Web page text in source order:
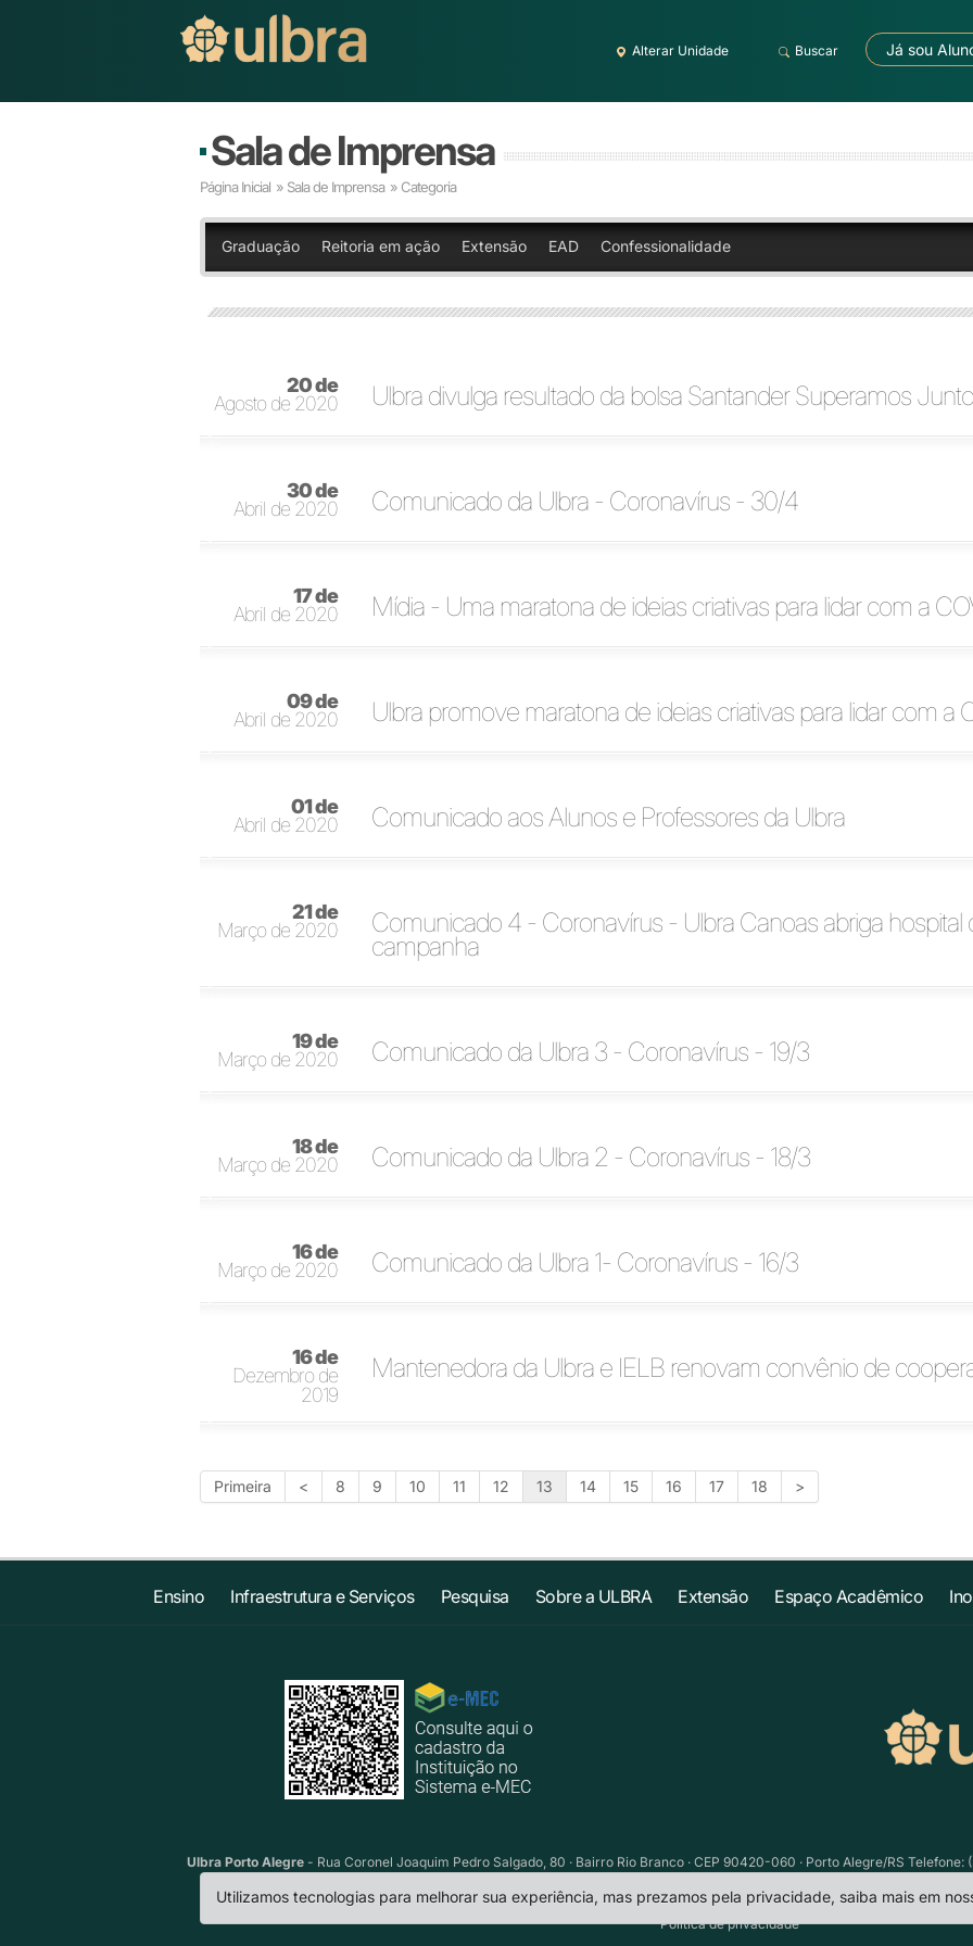
Alterar Unidade Buscar Já sou
Sala de Imprensa
Página Inicial » Sala de Imprensa » Categoria
Graduação Reitoria em ação Extensão EAD Confessionalidade
20 de
Agosto de 2020
Ulbra divulga resultado da bolsa Santander Superamos
30 de
Abril de 2020
Comunicado da Ulbra - Coronavírus - 30/4
17 de
Abril de 2020
Mídia - Uma maratona de ideias criativas para lidar com a
09 de
Abril de 2020
Ulbra promove maratona de ideias criativas para lidar com a
01 de
Abril de 2020
Comunicado aos Alunos e Professores da Ulbra
21 de
Março de 2020
Comunicado 4 - Coronavírus - Ulbra Canoas abriga hospital
campanha
19 de
Março de 2020
Comunicado da Ulbra 3 - Coronavírus - 19/3
18 de
Março de 2020
Comunicado da Ulbra 2 - Coronavírus - 18/3
16 de
Março de 2020
Comunicado da Ulbra 1- Coronavírus - 16/3
16 de
Dezembro de
2019
Mantenedora da Ulbra e IELB renovam convênio de
Primeira < 8 9 10 11 12 13 14 15 16 17 18 >
Ensino Infraestrutura e Serviços Pesquisa Sobre a ULBRA Extensão Espaço Acadêmico
Ulbra Porto Alegre- Rua Coronel Joaquim Pedro Salgado, 80 · Bairro Rio Branco · CEP 90420-060 · Porto Alegre/RS Telefone:
Política de privacidade
Utilizamos tecnologias para melhorar sua experiência, mas prezamos pela privacidade, saiba mais em